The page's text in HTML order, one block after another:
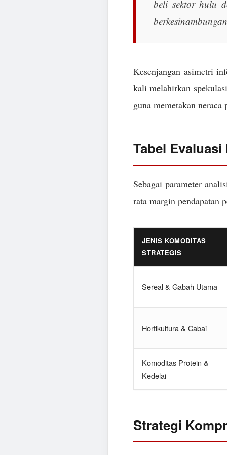
beli sektor hulu
Kesenjangan asimetri
kali melahirkan
guna memetakan
Tabel
Sebagai parameter
rata margin pendapatan
JENIS KOMODITAS
STRATEGIS
Sereal & Gabah Utama
Hortikultura & Cabai
Komoditas Protein &
Kedelai
Strategi